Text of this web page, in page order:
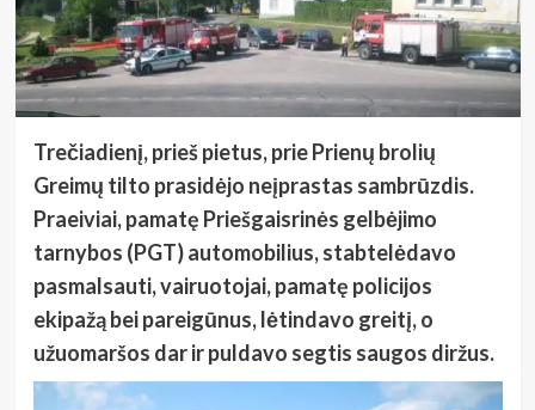
Trečiadienį, prieš pietus, prie Prienų brolių
Greimų tilto prasidėjo neįprastas sambrūzdis.
Praeiviai, pamatę Priešgaisrinės gelbėjimo
tarnybos (PGT) automobilius, stabtelėdavo
pasmalsauti, vairuotojai, pamatę policijos
ekipažą bei pareigūnus, lėtindavo greitį, o
užuomaršos dar ir puldavo segtis saugos diržus.